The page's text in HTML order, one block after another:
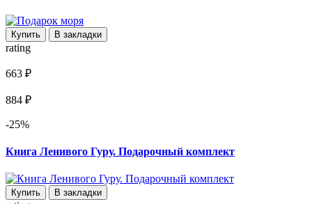
Купить В закладки
rating
663 ₽
884 ₽
-25%
Книга Ленивого Гуру. Подарочный комплект
Купить В закладки